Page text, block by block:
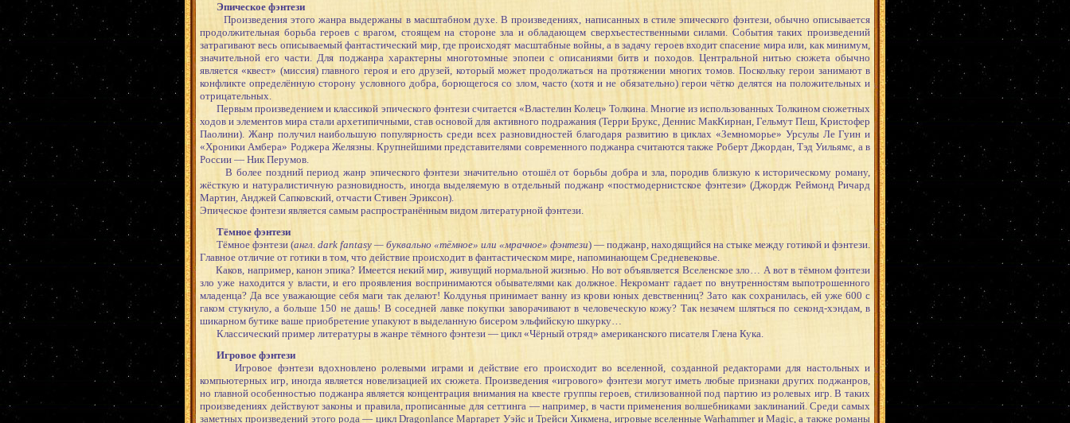
Эпическое фэнтези
Произведения этого жанра выдержаны в масштабном духе. В произведениях, написанных в стиле эпического фэнтези, обычно описывается
продолжительная борьба героев с врагом, стоящем на стороне зла и обладающем сверхъестественными силами. События таких произведений
затрагивают весь описываемый фантастический мир, где происходят масштабные войны, а в задачу героев входит спасение мира или, как минимум,
значительной его части. Для поджанра характерны многотомные эпопеи с описаниями битв и походов. Центральной нитью сюжета обычно
является «квест» (миссия) главного героя и его друзей, который может продолжаться на протяжении многих томов. Поскольку герои занимают в
конфликте определённую сторону условного добра, борющегося со злом, часто (хотя и не обязательно) герои чётко делятся на положительных и
отрицательных.
Первым произведением и классикой эпического фэнтези считается «Властелин Колец» Толкина. Многие из использованных Толкином сюжетных
ходов и элементов мира стали архетипичными, став основой для активного подражания (Терри Брукс, Деннис МакКирнан, Гельмут Пеш, Кристофер
Паолини). Жанр получил наибольшую популярность среди всех разновидностей благодаря развитию в циклах «Земноморье» Урсулы Ле Гуин и
«Хроники Амбера» Роджера Желязны. Крупнейшими представителями современного поджанра считаются также Роберт Джордан, Тэд Уильямс, а в
России — Ник Перумов.
В более поздний период жанр эпического фэнтези значительно отошёл от борьбы добра и зла, породив близкую к историческому роману,
жёсткую и натуралистичную разновидность, иногда выделяемую в отдельный поджанр «постмодернистское фэнтези» (Джордж Реймонд Ричард
Мартин, Анджей Сапковский, отчасти Стивен Эриксон).
Эпическое фэнтези является самым распространённым видом литературной фэнтези.
Тёмное фэнтези
Тёмное фэнтези (англ. dark fantasy — буквально «тёмное» или «мрачное» фэнтези) — поджанр, находящийся на стыке между готикой и фэнтези.
Главное отличие от готики в том, что действие происходит в фантастическом мире, напоминающем Средневековье.
Каков, например, канон эпика? Имеется некий мир, живущий нормальной жизнью. Но вот объявляется Вселенское зло… А вот в тёмном фэнтези
зло уже находится у власти, и его проявления воспринимаются обывателями как должное. Некромант гадает по внутренностям выпотрошенного
младенца? Да все уважающие себя маги так делают! Колдунья принимает ванну из крови юных девственниц? Зато как сохранилась, ей уже 600 с
гаком стукнуло, а больше 150 не дашь! В соседней лавке покупки заворачивают в человеческую кожу? Так незачем шляться по секонд-хэндам, в
шикарном бутике ваше приобретение упакуют в выделанную бисером эльфийскую шкурку…
Классический пример литературы в жанре тёмного фэнтези — цикл «Чёрный отряд» американского писателя Глена Кука.
Игровое фэнтези
Игровое фэнтези вдохновлено ролевыми играми и действие его происходит во вселенной, созданной редакторами для настольных и
компьютерных игр, иногда является новелизацией их сюжета. Произведения «игрового» фэнтези могут иметь любые признаки других поджанров,
но главной особенностью поджанра является концентрация внимания на квесте группы героев, стилизованной под партию из ролевых игр. В таких
произведениях действуют законы и правила, прописанные для сеттинга — например, в части применения волшебниками заклинаний. Среди самых
заметных произведений этого рода — цикл Dragonlance Маргарет Уэйс и Трейси Хикмена, игровые вселенные Warhammer и Magic, а также романы